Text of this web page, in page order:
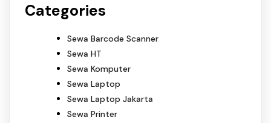
Categories
Sewa Barcode Scanner
Sewa HT
Sewa Komputer
Sewa Laptop
Sewa Laptop Jakarta
Sewa Printer